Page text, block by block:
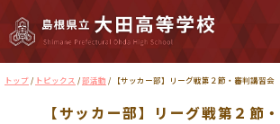
現
トップ / トピックス /部活動 / 【サッカー部】リーグ戦第２節・審判講習会
【サッカー部】リーグ戦第２節